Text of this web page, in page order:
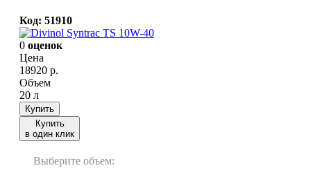
Код: 51910
0 оценок
Цена
18920 р.
Объем
20 л
Купить
Купить
в один клик
Выберите объем: